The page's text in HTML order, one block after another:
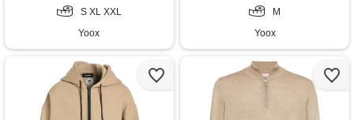
S XL XXL
Yoox
M
Yoox